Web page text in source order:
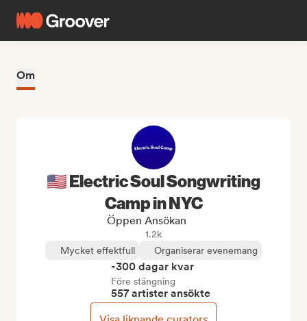
Om
🇺🇸 Electric Soul Songwriting
Camp in NYC
Öppen Ansökan
1.2k
Mycket effektfull
Organiserar evenemang
-300 dagar kvar
Före stängning
557 artister ansökte